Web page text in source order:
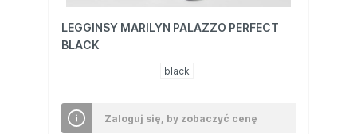
LEGGINSY MARILYN PALAZZO PERFECT
BLACK
black
Zaloguj się, by zobaczyć cenę